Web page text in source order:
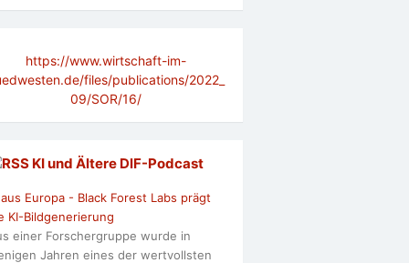
https://www.wirtschaft-im-
files/publications/2022_
09/SOR/16/
KI und Ältere DlF-Podcast
aus Europa - Black Forest Labs prägt
KI-Bildgenerierung
einer Forschergruppe wurde in
Jahren eines der wertvollsten